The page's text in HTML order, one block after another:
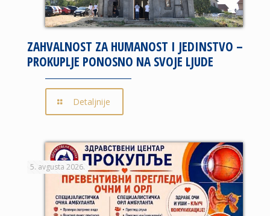
ZAHVALNOST ZA HUMANOST I JEDINSTVO –
PROKUPLJE PONOSNO NA SVOJE LJUDE
Detaljnije
5. avgusta 2026.